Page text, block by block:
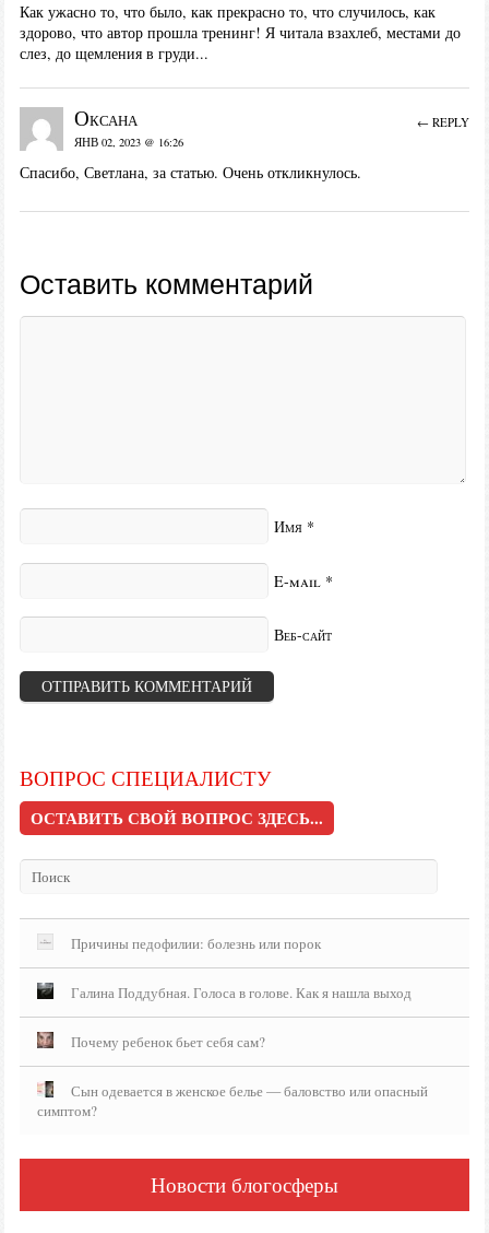
Как ужасно то, что было, как прекрасно то, что случилось, как
здорово, что автор прошла тренинг! Я читала взахлеб, местами до
слез, до щемления в груди...
Оксана
ЯНВ 02, 2023 @ 16:26
Спасибо, Светлана, за статью. Очень откликнулось.
← REPLY
Оставить комментарий
Имя *
E-mail *
Веб-сайт
ВОПРОС СПЕЦИАЛИСТУ
ОСТАВИТЬ СВОЙ ВОПРОС ЗДЕСЬ...
Причины педофилии: болезнь или порок
Галина Поддубная. Голоса в голове. Как я нашла выход
Почему ребенок бьет себя сам?
Сын одевается в женское белье — баловство или опасный
симптом?
Новости блогосферы